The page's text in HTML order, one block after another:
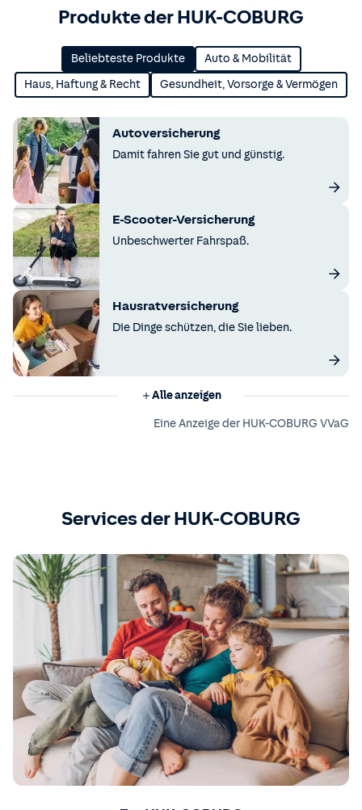
Produkte der HUK-COBURG
Beliebteste Produkte Auto & Mobilität
Haus, Haftung & Recht Gesundheit, Vorsorge & Vermögen
Autoversicherung
Damit fahren Sie gut und günstig.
E-Scooter-Versicherung
Unbeschwerter Fahrspaß.
Hausratversicherung
Die Dinge schützen, die Sie lieben.
Alle anzeigen
Eine Anzeige der HUK-COBURG VVaG
Services der HUK-COBURG